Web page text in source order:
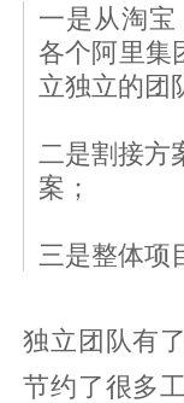
一是从淘
各个阿里集
立独立的团
二是割接方
案；
三是整体项
独立团队有
节约了很多